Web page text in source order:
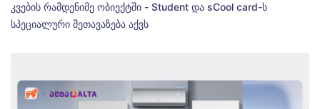
კვების რამდენიმე ობიექტში - Student და sCool card-ს
სპეციალური შეთავაზება აქვს